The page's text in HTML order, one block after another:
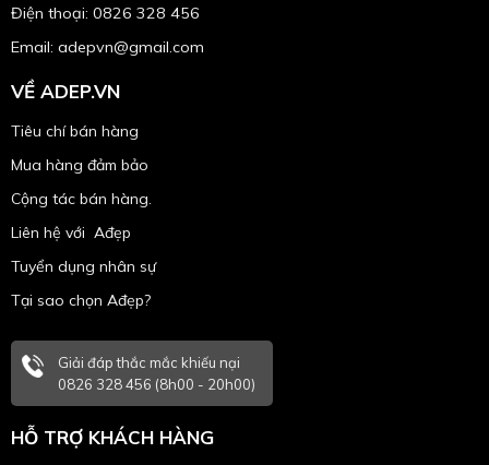
Điện thoại: 0826 328 456
Email: adepvn@gmail.com
VỀ ADEP.VN
Tiêu chí bán hàng
Mua hàng đảm bảo
Cộng tác bán hàng.
Liên hệ với Ađẹp
Tuyển dụng nhân sự
Tại sao chọn Ađẹp?
Giải đáp thắc mắc khiếu nại
0826 328 456 (8h00 - 20h00)
HỖ TRỢ KHÁCH HÀNG